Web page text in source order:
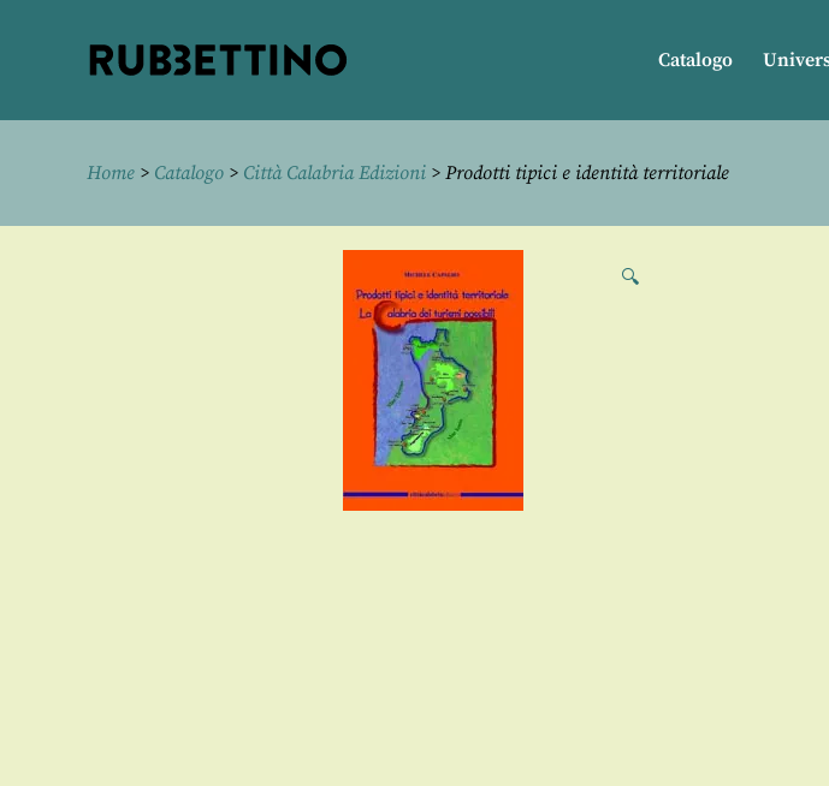
Catalogo
Home > Catalogo > Città Calabria Edizioni > Prodotti tipici e identità territoriale
🔍